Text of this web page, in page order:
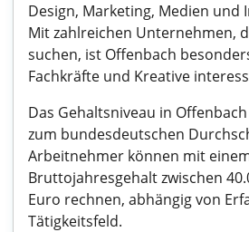
Design, Marketing, Medien und
Mit zahlreichen Unternehmen,
suchen, ist Offenbach
Fachkräfte und Kreative
Das Gehaltsniveau in
zum bundesdeutschen
Arbeitnehmer können mit
Bruttojahresgehalt zwischen
Euro rechnen, abhängig von
Tätigkeitsfeld.